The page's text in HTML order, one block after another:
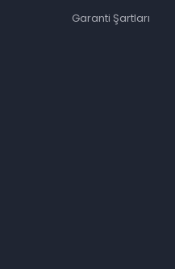
Garanti Şartları